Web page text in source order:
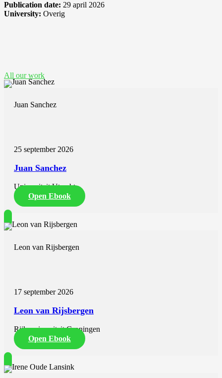
Publication date: 29 april 2026
University: Overig
All our work
Juan Sanchez
25 september 2026
Juan Sanchez
Universiteit Utrecht
Open Ebook
Leon van Rijsbergen
17 september 2026
Leon van Rijsbergen
Rijksuniversiteit Groningen
Open Ebook